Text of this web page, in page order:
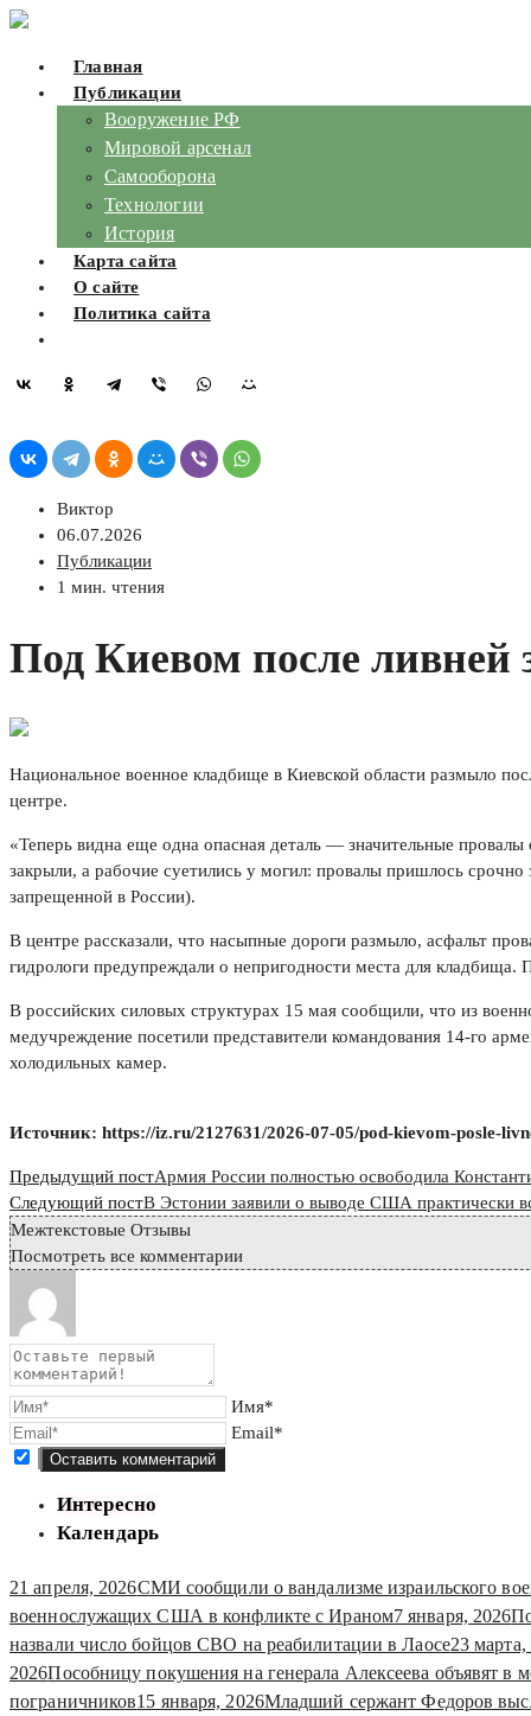
Skip
content
Главная
Публикации
Вооружение РФ
Мировой арсенал
Самооборона
Технологии
История
Карта сайта
О сайте
Политика сайта
Виктор
06.07.2026
Публикации
1 мин. чтения
Под Киевом после ливней
Национальное военное кладбище в Киевской области размыло
центре.
«Теперь видна еще одна опасная деталь — значительные
закрыли, а рабочие суетились у могил: провалы пришлось
запрещенной в России).
В центре рассказали, что насыпные дороги размыло, асфальт
гидрологи предупреждали о непригодности места для
В российских силовых структурах 15 мая сообщили, что из
медучреждение посетили представители командования 14-го
холодильных камер.
Источник: https://iz.ru/2127631/2026-07-05/pod-kievom-posle-
Read
more
articles
Предыдущий постАрмия России полностью освободила
Следующий постВ Эстонии заявили о выводе США практически
Межтекстовые Отзывы
Посмотреть все комментарии
Имя*
Email*
Интересно
Календарь
21 апреля, 2026СМИ сообщили о вандализме израильского
военнослужащих США в конфликте с Ираном7 января, 2026
назвали число бойцов СВО на реабилитации в Лаосе23 марта,
2026Пособницу покушения на генерала Алексеева объявят в
пограничников15 января, 2026Младший сержант Федоров